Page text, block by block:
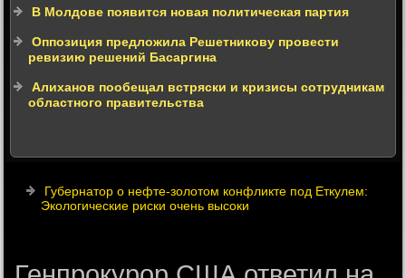
В Молдове появится новая политическая партия
Оппозиция предложила Решетникову провести
ревизию решений Басаргина
Алиханов пообещал встряски и кризисы сотрудникам
областного правительства
Губернатор о нефте-золотом конфликте под Еткулем:
Экологические риски очень высоки